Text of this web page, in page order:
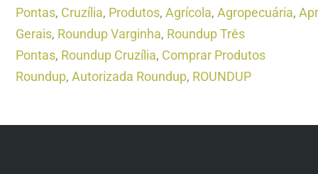
Pontas, Cruzília, Produtos, Agrícola,Agropecuária,
Gerais, Roundup Varginha, Roundup Três
Pontas, Roundup Cruzília, Comprar Produtos
Roundup, Autorizada Roundup, ROUNDUP